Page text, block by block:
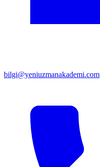
bilgi@yeniuzmanakademi.com